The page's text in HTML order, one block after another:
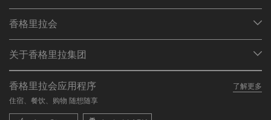
查找预订
餐厅与酒吧
香格里拉会
加入香格里拉会
常见问题
联络我们
关于香格里拉集团
我们的酒店品牌
香格里拉中心
职业发展
企业社会责任
香格里拉会应用程序
了解更多
住宿、餐饮、购物 随想随享